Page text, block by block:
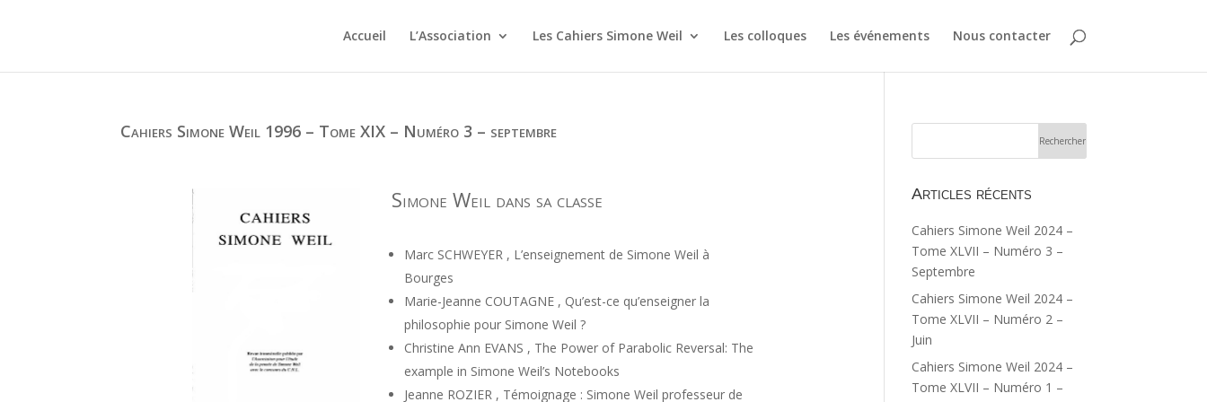
Accueil L’Association Les Cahiers Simone Weil Les colloques Les événements Nous contacter
Cahiers Simone Weil 1996 – Tome XIX – Numéro 3 – septembre
Simone Weil dans sa classe
Marc SCHWEYER , L’enseignement de Simone Weil à
Bourges
Marie-Jeanne COUTAGNE , Qu’est-ce qu’enseigner la
philosophie pour Simone Weil ?
Christine Ann EVANS , The Power of Parabolic Reversal: The
example in Simone Weil’s Notebooks
Jeanne ROZIER , Témoignage : Simone Weil professeur de
Articles récents
Cahiers Simone Weil 2024 –
Tome XLVII – Numéro 3 –
Septembre
Cahiers Simone Weil 2024 –
Tome XLVII – Numéro 2 –
Juin
Cahiers Simone Weil 2024 –
Tome XLVII – Numéro 1 –